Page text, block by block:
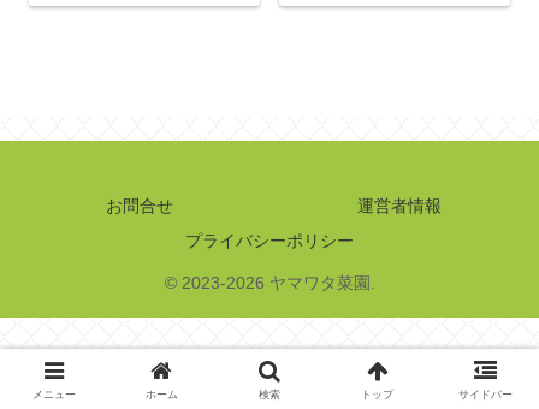
お問合せ
運営者情報
プライバシーポリシー
© 2023-2026 ヤマワタ菜園.
メニュー ホーム 検索 トップ サイドバー